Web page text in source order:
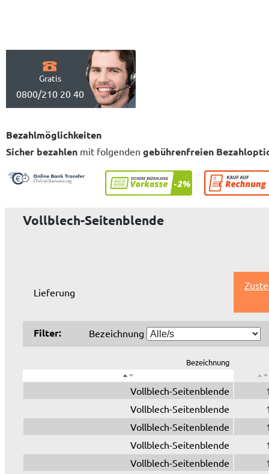
Gratis
0800/210 20 40
Bezahlmöglichkeiten
Sicher bezahlen mit folgenden gebührenfreien
Vollblech-Seitenblende
Lieferung
Filter: Bezeichnung
Bezeichnung
Vollblech-Seitenblende
Vollblech-Seitenblende
Vollblech-Seitenblende
Vollblech-Seitenblende
Vollblech-Seitenblende